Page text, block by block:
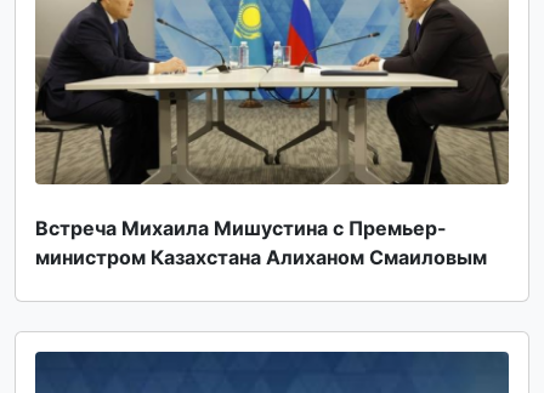
Встреча Михаила Мишустина с Премьер-
министром Казахстана Алиханом Смаиловым